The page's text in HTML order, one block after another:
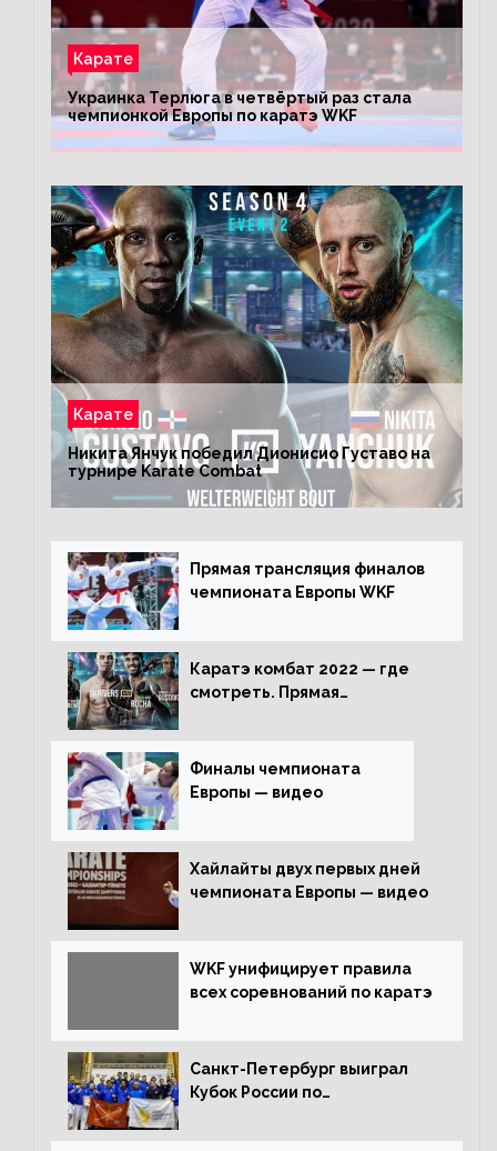
Карате
Украинка Терлюга в четвёртый раз стала
чемпионкой Европы по каратэ WKF
Карате
Никита Янчук победил Дионисио Густаво на
турнире Karate Combat
Прямая трансляция финалов
чемпионата Европы WKF
Каратэ комбат 2022 — где
смотреть. Прямая
Финалы чемпионата
Европы — видео
Хайлайты двух первых дней
чемпионата Европы — видео
WKF унифицирует правила
всех соревнований по каратэ
Санкт-Петербург выиграл
Кубок России по